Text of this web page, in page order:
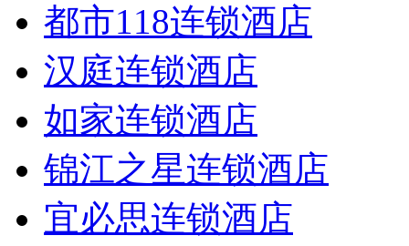
都市118连锁酒店
汉庭连锁酒店
如家连锁酒店
锦江之星连锁酒店
宜必思连锁酒店